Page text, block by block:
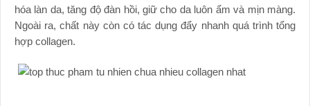
hóa làn da, tăng độ đàn hồi, giữ cho da luôn ẩm và mịn màng.
Ngoài ra, chất này còn có tác dụng đẩy nhanh quá trình tổng
hợp collagen.